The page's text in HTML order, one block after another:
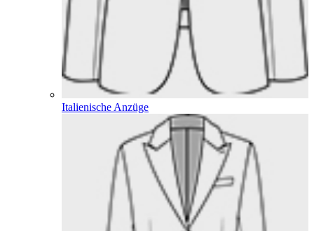
Italienische Anzüge